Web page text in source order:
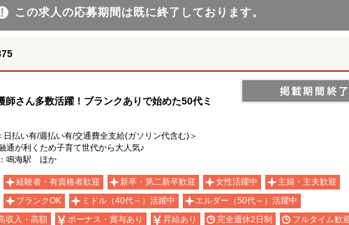
この求人の応募期間は既に終了しております。
さん多数活躍！ブランクありで始めた50代ミ
払い有/週払い有/交通費全支給(ガソリン代含む)＞
通が利くため子育て世代から大人気♪
鳴海駅 ほか
経験者・有資格者歓迎 新卒・第二新卒歓迎 女性活躍中
主婦・主夫歓迎
ブランクOK ミドル（40代～）活躍中
エルダー（50代～）活躍中
収入・高額 ボーナス・賞与あり 昇給あり 完全週休2日制
フルタイム歓